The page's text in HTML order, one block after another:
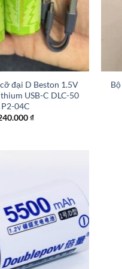
đại D Beston 1.5V
USB-C DLC-50
P2-04C
₫